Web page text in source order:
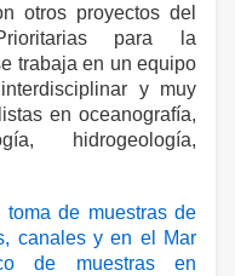
otros proyectos del
para la
trabaja en un equipo
y muy
en oceanografía,
hidrogeología,
de muestras de
canales y en el Mar
de muestras en